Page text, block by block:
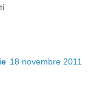
18 novembre 2011